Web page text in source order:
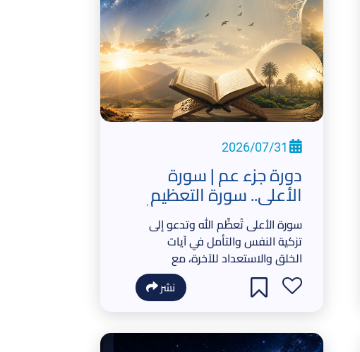
2026/07/31
دورة جزء عم | سورة
الأعلى.. سورة التعظيم
والتزكية والثقة بوعد الله
سورة الأعلى تُعظِّم الله وتدعو إلى
تزكية النفس والتأمل في آيات
الخلق والاستعداد للآخرة، مع
التأكيد أن الفلاح الحقيقي في
الإيمان والعمل الصالح.
نشر